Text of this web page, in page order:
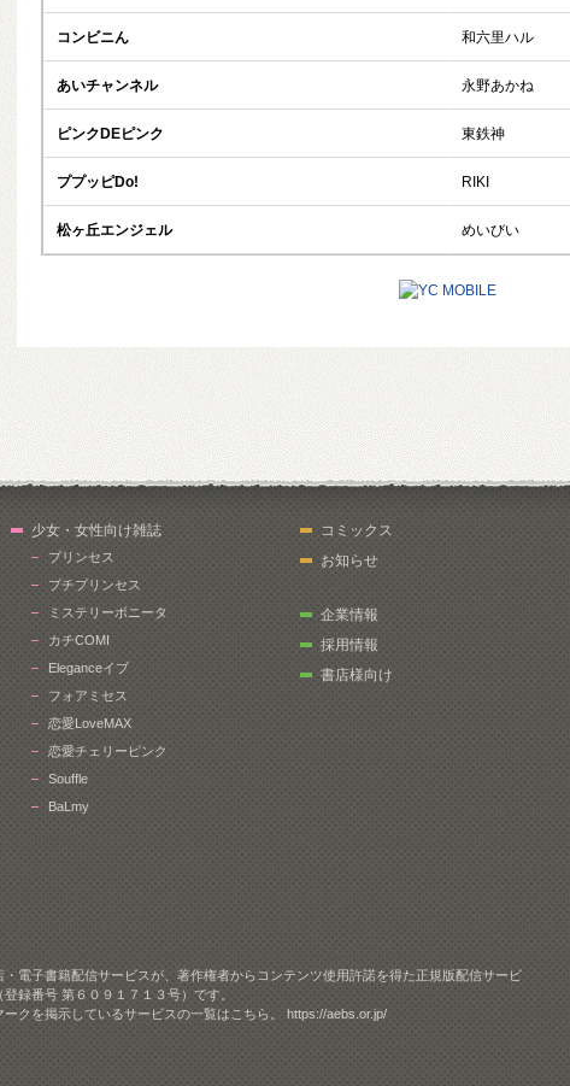
コンビニん 和六里ハル
あいチャンネル 永野あかね
ピンクDEピンク 東鉄神
ププッピDo! RIKI
松ヶ丘エンジェル めいびい
少女・女性向け雑誌
プリンセス
プチプリンセス
ミステリーボニータ
カチCOMI
Eleganceイブ
フォアミセス
恋愛LoveMAX
恋愛チェリーピンク
Souffle
BaLmy
コミックス
お知らせ
企業情報
採用情報
書店様向け
・電子書籍配信サービスが、著作権者からコンテンツ使用許諾を得た正規版配信サービ
録番号 第６０９１７１３号）です。
クを掲示しているサービスの一覧はこちら。 https://aebs.or.jp/